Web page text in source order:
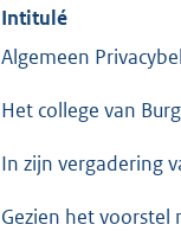
Intitulé
Algemeen
Het college van
In zijn vergadering
Gezien het